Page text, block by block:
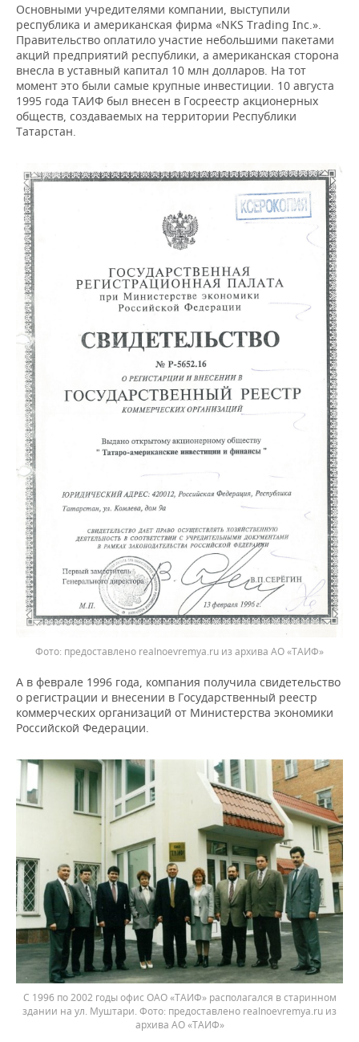
Основными учредителями компании, выступили
республика и американская фирма «NKS Trading Inc.».
Правительство оплатило участие небольшими пакетами
акций предприятий республики, а американская сторона
внесла в уставный капитал 10 млн долларов. На тот
момент это были самые крупные инвестиции. 10 августа
1995 года ТАИФ был внесен в Госреестр акционерных
обществ, создаваемых на территории Республики
Татарстан.
предоставлено realnoevremya.ru из архива АО «ТАИФ»
А в феврале 1996 года, компания получила свидетельство
о регистрации и внесении в Государственный реестр
коммерческих организаций от Министерства экономики
Российской Федерации.
С 1996 по 2002 годы офис ОАО «ТАИФ» располагался в старинном
здании на ул. Муштари.
предоставлено realnoevremya.ru из
архива АО «ТАИФ»